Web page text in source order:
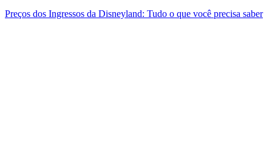
Preços dos Ingressos da Disneyland: Tudo o que você precisa saber